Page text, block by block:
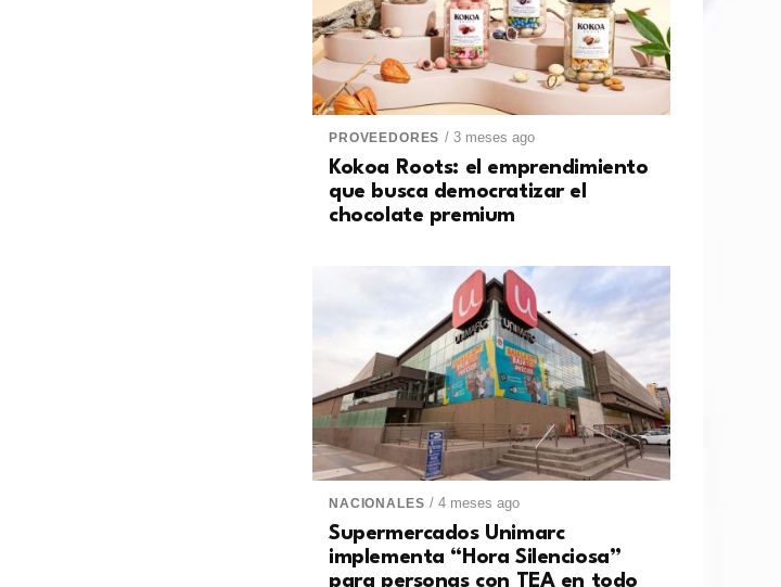
PROVEEDORES / 3 meses ago
Kokoa Roots: el emprendimiento
que busca democratizar el
chocolate premium
NACIONALES / 4 meses ago
Supermercados Unimarc
implementa “Hora Silenciosa”
para personas con TEA en todo